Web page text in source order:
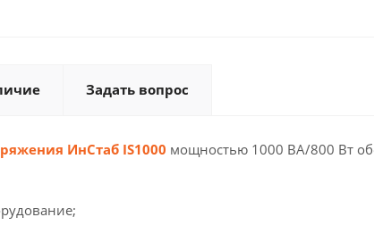
Задать вопрос
ИнСтаб IS1000 мощностью 1000 ВА/800 Вт